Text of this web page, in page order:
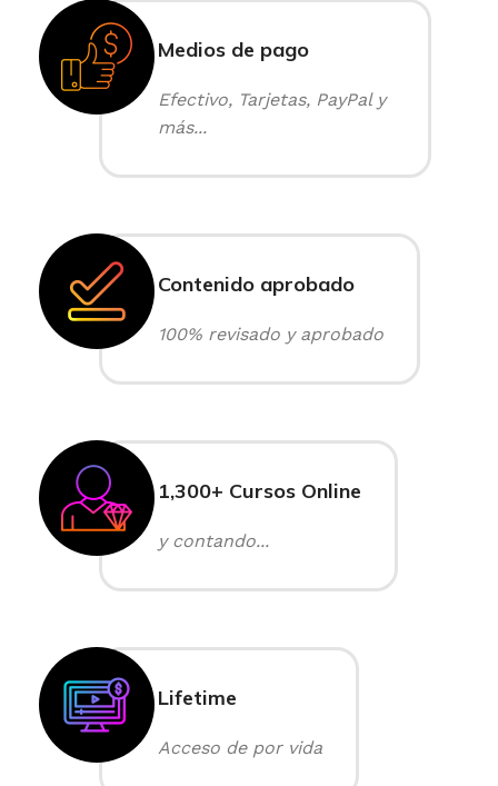
Medios de pago
Efectivo, Tarjetas, PayPal y
más...
Contenido aprobado
100% revisado y aprobado
1,300+ Cursos Online
y contando...
Lifetime
Acceso de por vida